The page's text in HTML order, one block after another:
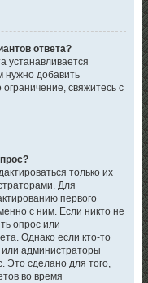
ответа?
устанавливается
нужно добавить
свяжитесь с
только их
Для
первого
с ним. Если никто не
опрос или
Однако если кто-то
администраторы
Это сделано для того,
во время